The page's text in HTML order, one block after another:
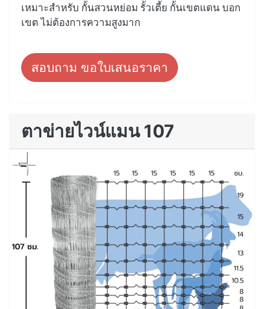
เหมาะสำหรับ กั้นสวนหย่อม รั้วเตี้ย กั้นเขตแดน บอก
เขต ไม่ต้องการความสูงมาก
สอบถาม ขอใบเสนอราคา
ตาข่ายไวน์แมน 107